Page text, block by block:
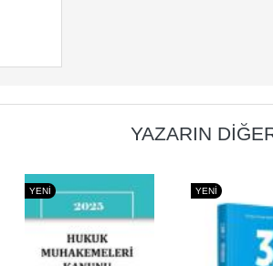
YAZARIN
YENI YENI